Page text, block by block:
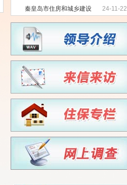
质量及海砂使用情况的通报
局关于2024年度第三季度房屋建筑和
市政基础设施工程质量巡查情况的通
报
24-11-22
秦皇岛市住房和城乡建设
局关于做好建筑工程冬期施工质量管
理的通知